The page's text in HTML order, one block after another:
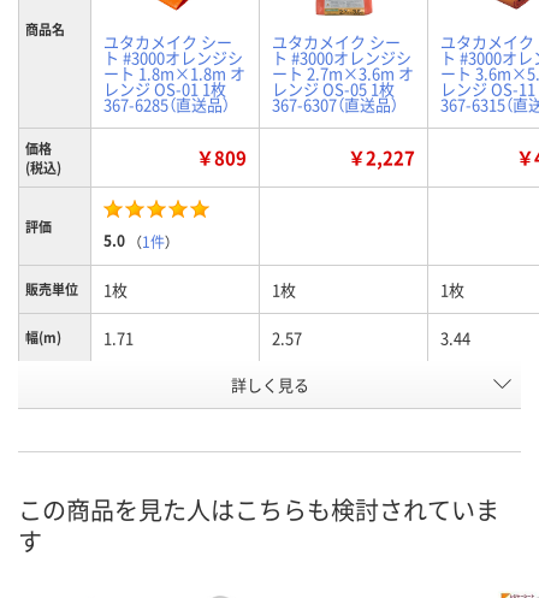
商品名
ユタカメイク シー
ト #3000オレンジシ
ート 1.8m×1.8m オ
レンジ OS-01 1枚
367-6285（直送品）
ユタカメイク シー
ト #3000オレンジシ
ート 2.7m×3.6m オ
レンジ OS-05 1枚
367-6307（直送品）
ユタカメイク
ト #3000オ
ート
レンジ OS-
367-6315（直
価格
(税込)
￥809 ￥2,227
評価
5.0 （1件）
販売単位 1枚 1枚 1枚
幅(m) 1.71 2.57 3.44
14
4414599 4414605 4414641
在庫 あり あり あり
お届け日
詳しく見る
この商品を見た人はこちらも検討されていま
す